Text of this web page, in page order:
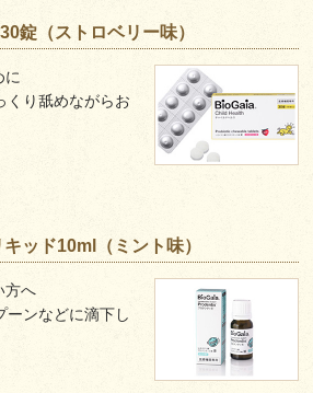
錠（ストロベリー味）
に
くり舐めながらお
ッド10ml（ミント味）
方へ
ーンなどに滴下し